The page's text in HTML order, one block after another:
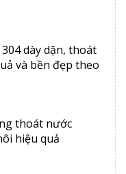
dày dặn, thoát
và bền đẹp theo
thoát nước
hiệu quả